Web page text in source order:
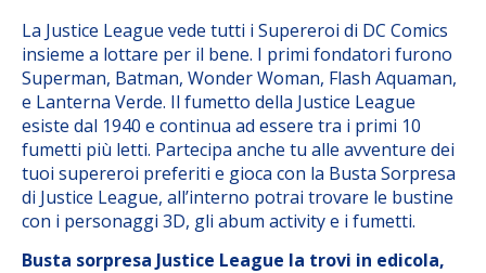
La Justice League vede tutti i Supereroi di DC Comics
insieme a lottare per il bene. I primi fondatori furono
Superman, Batman, Wonder Woman, Flash Aquaman,
e Lanterna Verde. Il fumetto della Justice League
esiste dal 1940 e continua ad essere tra i primi 10
fumetti più letti. Partecipa anche tu alle avventure dei
tuoi supereroi preferiti e gioca con la Busta Sorpresa
di Justice League, all’interno potrai trovare le bustine
con i personaggi 3D, gli abum activity e i fumetti.
Busta sorpresa Justice League la trovi in edicola,